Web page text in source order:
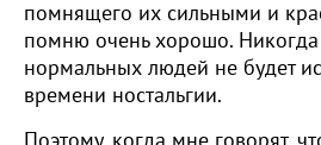
помнящего их сильными и
помню очень хорошо. Никогда
нормальных людей не будет
времени ностальгии.